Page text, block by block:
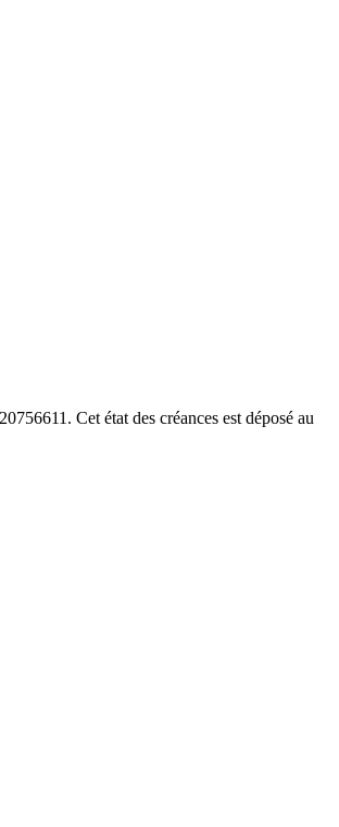
Cet état des créances est déposé au